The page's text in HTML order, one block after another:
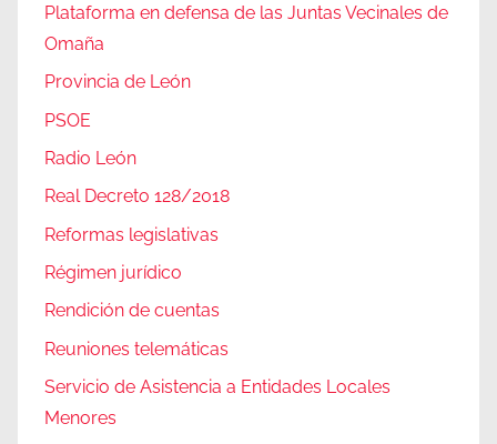
Plataforma en defensa de las Juntas Vecinales de
Omaña
Provincia de León
PSOE
Radio León
Real Decreto 128/2018
Reformas legislativas
Régimen jurídico
Rendición de cuentas
Reuniones telemáticas
Servicio de Asistencia a Entidades Locales
Menores